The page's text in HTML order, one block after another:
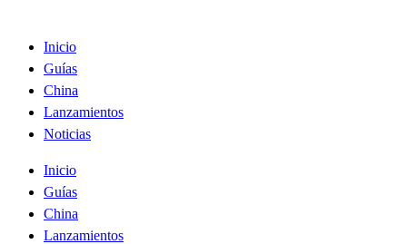
Inicio
Guías
China
Lanzamientos
Noticias
Inicio
Guías
China
Lanzamientos